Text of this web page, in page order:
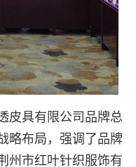
皮具有限公司品牌总
略布局，强调了品牌
州市红叶针织服饰有